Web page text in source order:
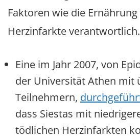
Faktoren wie die
Herzinfarkte verantwortlich.
Eine im Jahr 2007, von
der Universität Athen mit
Teilnehmern,
dass Siestas mit
tödlichen Herzinfarkten